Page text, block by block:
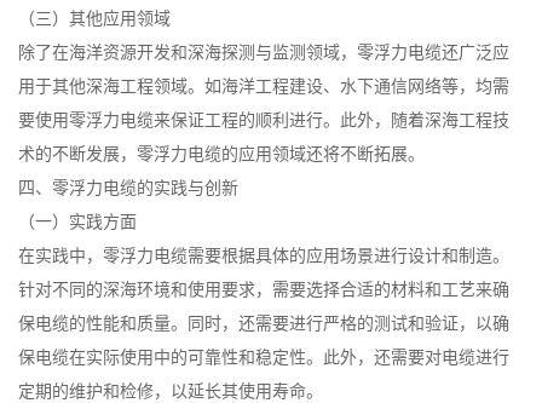
（三）其他应用领域
除了在海洋资源开发和深海探测与监测领域，零浮力电缆还广泛应
用于其他深海工程领域。如海洋工程建设、水下通信网络等，均需
要使用零浮力电缆来保证工程的顺利进行。此外，随着深海工程技
术的不断发展，零浮力电缆的应用领域还将不断拓展。
四、零浮力电缆的实践与创新
（一）实践方面
在实践中，零浮力电缆需要根据具体的应用场景进行设计和制造。
针对不同的深海环境和使用要求，需要选择合适的材料和工艺来确
保电缆的性能和质量。同时，还需要进行严格的测试和验证，以确
保电缆在实际使用中的可靠性和稳定性。此外，还需要对电缆进行
定期的维护和检修，以延长其使用寿命。